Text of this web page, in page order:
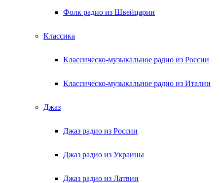
Фолк радио из Швейцарии
Классика
Классическо-музыкальное радио из России
Классическо-музыкальное радио из Италии
Джаз
Джаз радио из России
Джаз радио из Украины
Джаз радио из Латвии